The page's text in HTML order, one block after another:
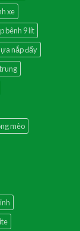
xe
bênh 9 lít
nắp đẩy
mèo